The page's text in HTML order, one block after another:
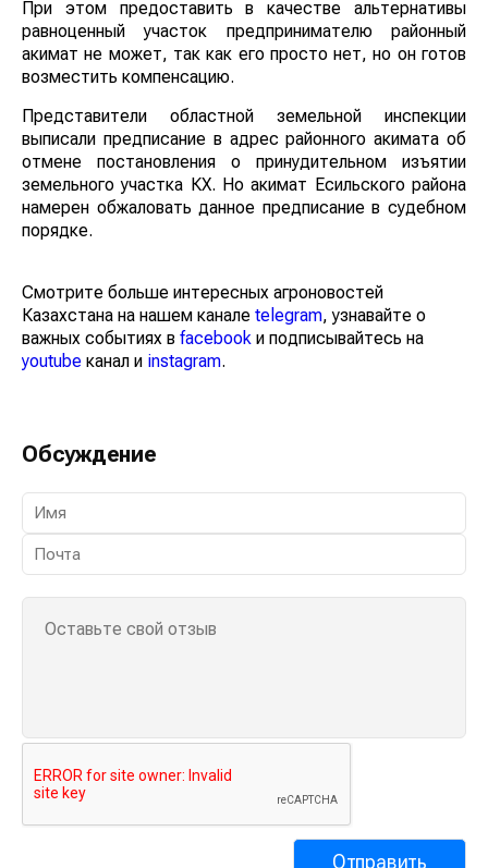
При этом предоставить в качестве альтернативы
равноценный участок предпринимателю районный
акимат не может, так как его просто нет, но он готов
возместить компенсацию.
Представители областной земельной инспекции
выписали предписание в адрес районного акимата об
отмене постановления о принудительном изъятии
земельного участка КХ. Но акимат Есильского района
намерен обжаловать данное предписание в судебном
порядке.
Смотрите больше интересных агроновостей
Казахстана на нашем канале telegram, узнавайте о
важных событиях в facebook и подписывайтесь на
youtube канал и instagram.
Обсуждение